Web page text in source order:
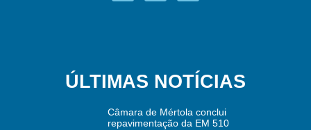
ÚLTIMAS NOTÍCIAS
Câmara de Mértola conclui
repavimentação da EM 510